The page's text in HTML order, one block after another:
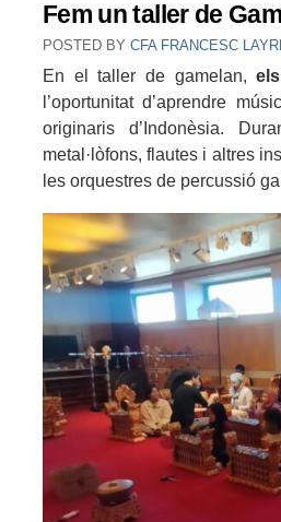
Fem un taller de
POSTED BY CFA FRANCESC
En el taller de gamelan,
l’oportunitat d’aprendre
originaris d’Indonèsia.
metal·lòfons, flautes i altres
les orquestres de percussió